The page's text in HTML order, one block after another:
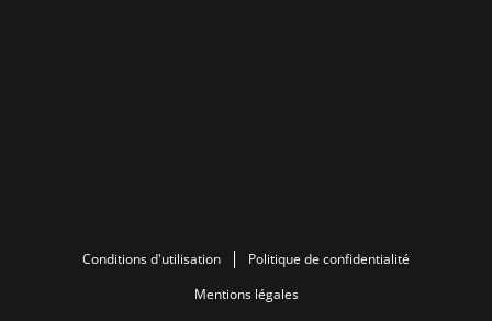
Conditions d'utilisation
Politique de confidentialité
Mentions légales